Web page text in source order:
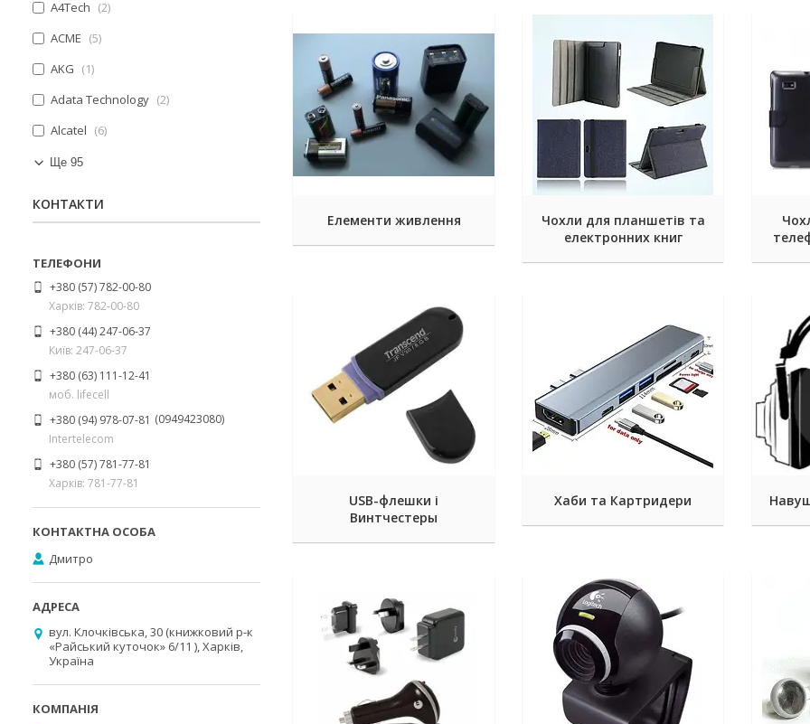
Елементи живлення
Чохли для планшетів та
електронних книг
USB-флешки і
Винтчестеры
Хаби та Картридери
A4Tech
2
ACME
5
AKG
1
Adata Technology
2
Alcatel
6
Ще 95
КОНТАКТИ
+380 (57) 782-00-80
Харків: 782-00-80
+380 (44) 247-06-37
Київ: 247-06-37
+380 (63) 111-12-41
моб. lifecell
+380 (94) 978-07-81
0949423080
Intertelecom
+380 (57) 781-77-81
Харків: 781-77-81
Дмитро
вул. Клочківська, 30 (книжковий р-к
«Райський куточок» 6/11 ), Харків,
Україна